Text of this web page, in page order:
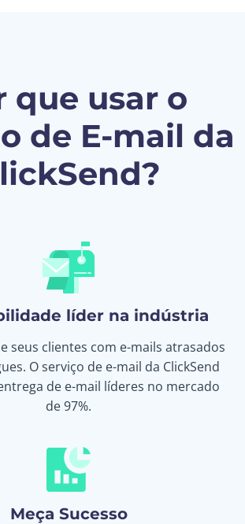
que usar o
de E-mail da
líder na indústria
seus clientes com e-mails atrasados
O serviço de e-mail da ClickSend
de e-mail líderes no mercado
de 97%.
Meça Sucesso